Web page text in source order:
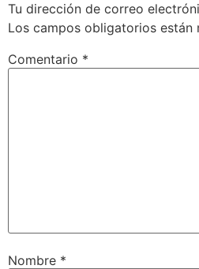
Tu dirección de correo
Los campos obligatorios están
Comentario *
Nombre *